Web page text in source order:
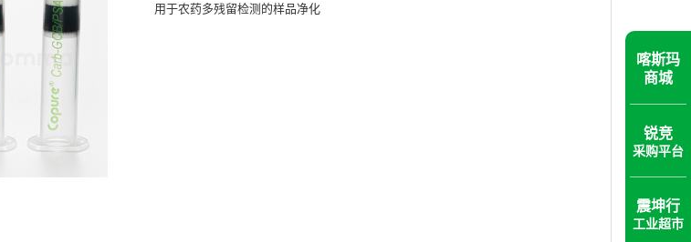
用于农药多残留检测的样品净化
喀斯玛
商城
锐竞
采购平台
震坤行
工业超市